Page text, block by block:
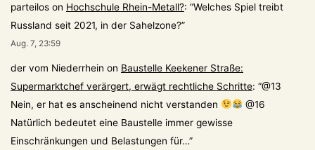
parteilos on Hochschule Rhein-Metall?: “Welches Spiel treibt
Russland seit 2021, in der Sahelzone?”
Aug. 7, 23:59
der vom Niederrhein on Baustelle Keekener Straße:
Supermarktchef verärgert, erwägt rechtliche Schritte: “@13
Nein, er hat es anscheinend nicht verstanden
@16
Natürlich bedeutet eine Baustelle immer gewisse
Einschränkungen und Belastungen für…”